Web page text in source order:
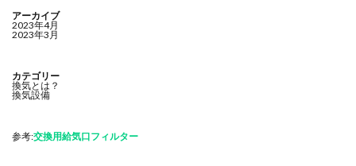
アーカイブ
2023年4月
2023年3月
カテゴリー
換気とは？
換気設備
参考:交換用給気口フィルター